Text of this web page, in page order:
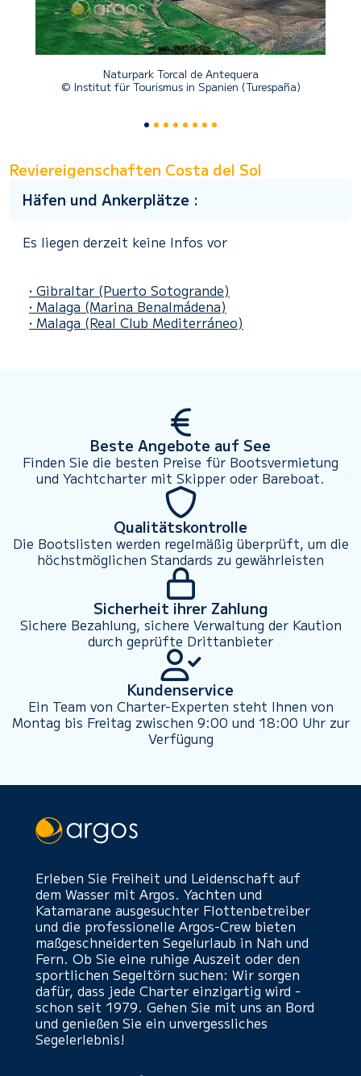
Naturpark Torcal de Antequera
© Institut für Tourismus in Spanien (Turespaña)
Reviereigenschaften Costa del Sol
Häfen und Ankerplätze :
Es liegen derzeit keine Infos vor
• Gibraltar (Puerto Sotogrande)
• Malaga (Marina Benalmádena)
• Malaga (Real Club Mediterráneo)
Beste Angebote auf See
Finden Sie die besten Preise für Bootsvermietung
und Yachtcharter mit Skipper oder Bareboat.
Qualitätskontrolle
Die Bootslisten werden regelmäßig überprüft, um die
höchstmöglichen Standards zu gewährleisten
Sicherheit ihrer Zahlung
Sichere Bezahlung, sichere Verwaltung der Kaution
durch geprüfte Drittanbieter
Kundenservice
Ein Team von Charter-Experten steht Ihnen von
Montag bis Freitag zwischen 9:00 und 18:00 Uhr zur
Verfügung
Erleben Sie Freiheit und Leidenschaft auf
dem Wasser mit Argos. Yachten und
Katamarane ausgesuchter Flottenbetreiber
und die professionelle Argos-Crew bieten
maßgeschneiderten Segelurlaub in Nah und
Fern. Ob Sie eine ruhige Auszeit oder den
sportlichen Segeltörn suchen: Wir sorgen
dafür, dass jede Charter einzigartig wird -
schon seit 1979. Gehen Sie mit uns an Bord
und genießen Sie ein unvergessliches
Segelerlebnis!